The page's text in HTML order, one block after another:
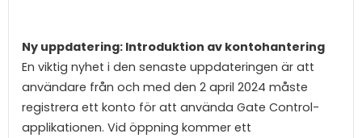
Ny uppdatering: Introduktion av kontohantering
En viktig nyhet i den senaste uppdateringen är att
användare från och med den 2 april 2024 måste
registrera ett konto för att använda Gate Control-
applikationen. Vid öppning kommer ett